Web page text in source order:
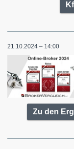
21.10.2024 – 14:00
Zu den